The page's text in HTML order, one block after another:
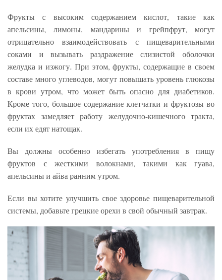
Фрукты с высоким содержанием кислот, такие как
апельсины, лимоны, мандарины и грейпфрут, могут
отрицательно взаимодействовать с пищеварительными
соками и вызывать раздражение слизистой оболочки
желудка и изжогу. При этом, фрукты, содержащие в своем
составе много углеводов, могут повышать уровень глюкозы
в крови утром, что может быть опасно для диабетиков.
Кроме того, большое содержание клетчатки и фруктозы во
фруктах замедляет работу желудочно-кишечного тракта,
если их едят натощак.
Вы должны особенно избегать употребления в пищу
фруктов с жесткими волокнами, такими как гуава,
апельсины и айва ранним утром.
Если вы хотите улучшить свое здоровье пищеварительной
системы, добавьте грецкие орехи в свой обычный завтрак.